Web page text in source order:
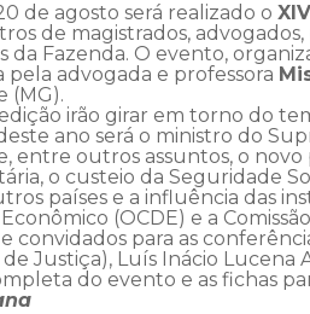
de agosto será realizado o
de magistrados,
da Fazenda. O evento,
pela advogada e professora
(MG).
irão girar em torno do
ano será o ministro do
entre outros assuntos, o
o custeio da Seguridade
países e a influência das
(OCDE) e a
convidados para as
Justiça), Luís Inácio Lucena
do evento e as fichas